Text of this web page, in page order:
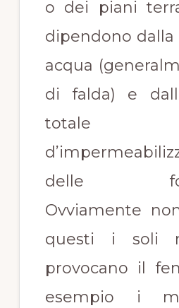
o dei piani
dipendono dalla
acqua
di falda) e
totale
delle
Ovviamente
questi i soli
provocano il
esempio i